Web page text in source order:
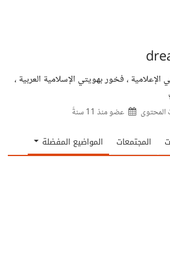
، فخور بهويتي الإسلامية العربية ،
عضو منذ 11 سنةً
المجتمعات المواضيع المفضلة